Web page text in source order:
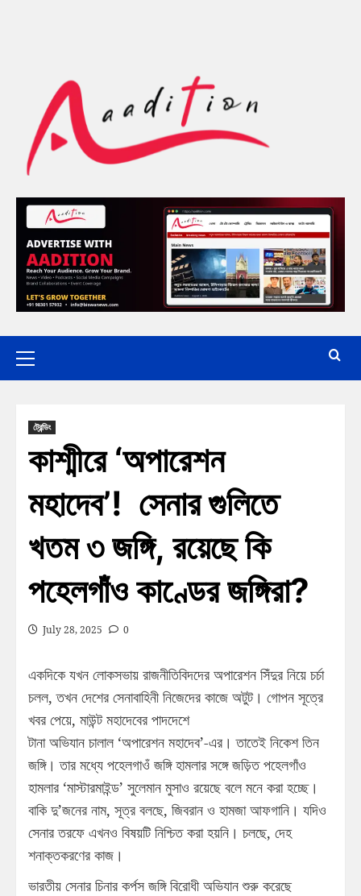
ট্রেন্ডিং
কাশ্মীরে ‘অপারেশন
মহাদেব’! সেনার গুলিতে
খতম ৩ জঙ্গি, রয়েছে কি
পহেলগাঁও কাণ্ডের জঙ্গিরা?
July 28, 2025 0
একদিকে যখন লোকসভায় রাজনীতিবিদদের অপারেশন সিঁদুর নিয়ে চর্চা
চলল, তখন দেশের সেনাবাহিনী নিজেদের কাজে অটুট। গোপন সূত্রে
খবর পেয়ে, মাউন্ট মহাদেবের পাদদেশে
টানা অভিযান চালাল ‘অপারেশন মহাদেব’-এর। তাতেই নিকেশ তিন
জঙ্গি। তার মধ্যে পহেলগাওঁ জঙ্গি হামলার সঙ্গে জড়িত পহেলগাঁও
হামলার ‘মাস্টারমাইন্ড’ সুলেমান মুসাও রয়েছে বলে মনে করা হচ্ছে।
বাকি দু’জনের নাম, সূত্র বলছে, জিবরান ও হামজা আফগানি। যদিও
সেনার তরফে এখনও বিষয়টি নিশ্চিত করা হয়নি। চলছে, দেহ
শনাক্তকরণের কাজ।
ভারতীয় সেনার চিনার কর্পস জঙ্গি বিরোধী অভিযান শুরু করেছে